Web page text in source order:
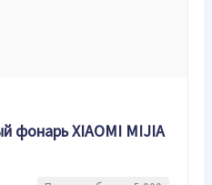
фонарь XIAOMI MIJIA